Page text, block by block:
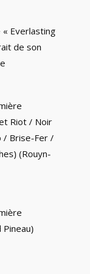
« Everlasting
de son
Riot / Noir
/ Brise-Fer /
(Rouyn-